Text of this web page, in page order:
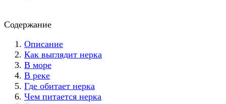
Содержание
Описание
Как выглядит нерка
В море
В реке
Где обитает нерка
Чем питается нерка